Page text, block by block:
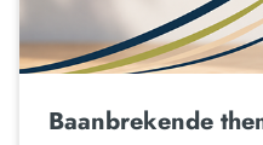
Baanbrekende